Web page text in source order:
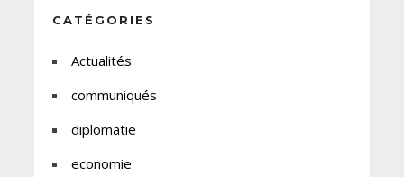
CATÉGORIES
Actualités
communiqués
diplomatie
economie